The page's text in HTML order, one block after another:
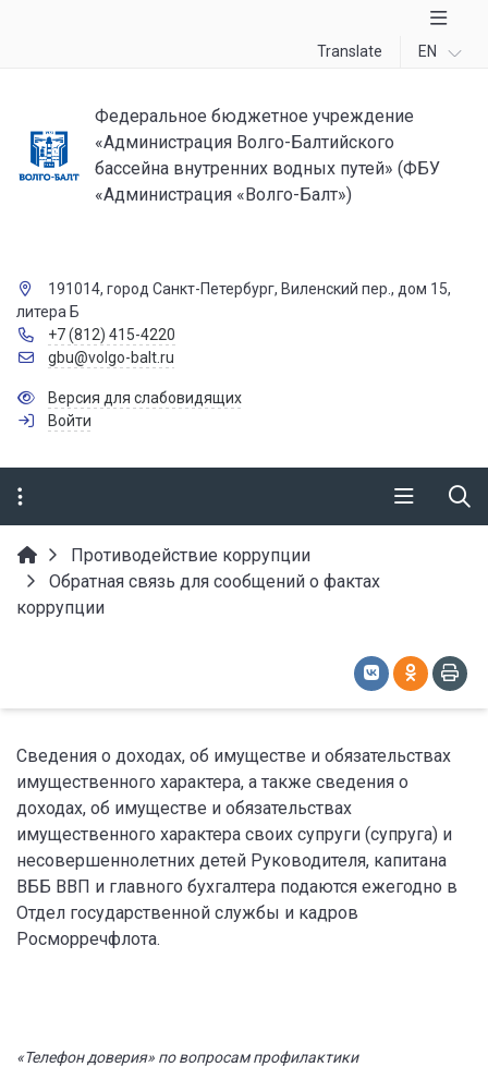
Translate EN
Федеральное бюджетное учреждение
«Администрация Волго-Балтийского
бассейна внутренних водных путей» (ФБУ
«Администрация «Волго-Балт»)
191014, город Санкт-Петербург, Виленский пер., дом 15,
литера Б
+7 (812) 415-4220
gbu@volgo-balt.ru
Версия для слабовидящих
Войти
Противодействие коррупции
Обратная связь для сообщений о фактах
коррупции
Сведения о доходах, об имуществе и обязательствах
имущественного характера, а также сведения о
доходах, об имуществе и обязательствах
имущественного характера своих супруги (супруга) и
несовершеннолетних детей Руководителя, капитана
ВББ ВВП и главного бухгалтера подаются ежегодно в
Отдел государственной службы и кадров
Росморречфлота.
«Телефон доверия» по вопросам профилактики